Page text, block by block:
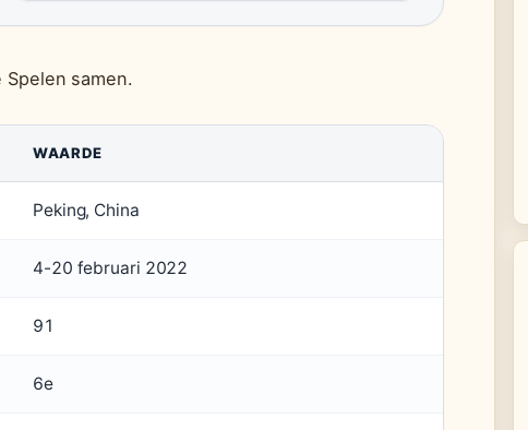
samen.
WAARDE
Peking, China
4-20 februari 2022
91
6e